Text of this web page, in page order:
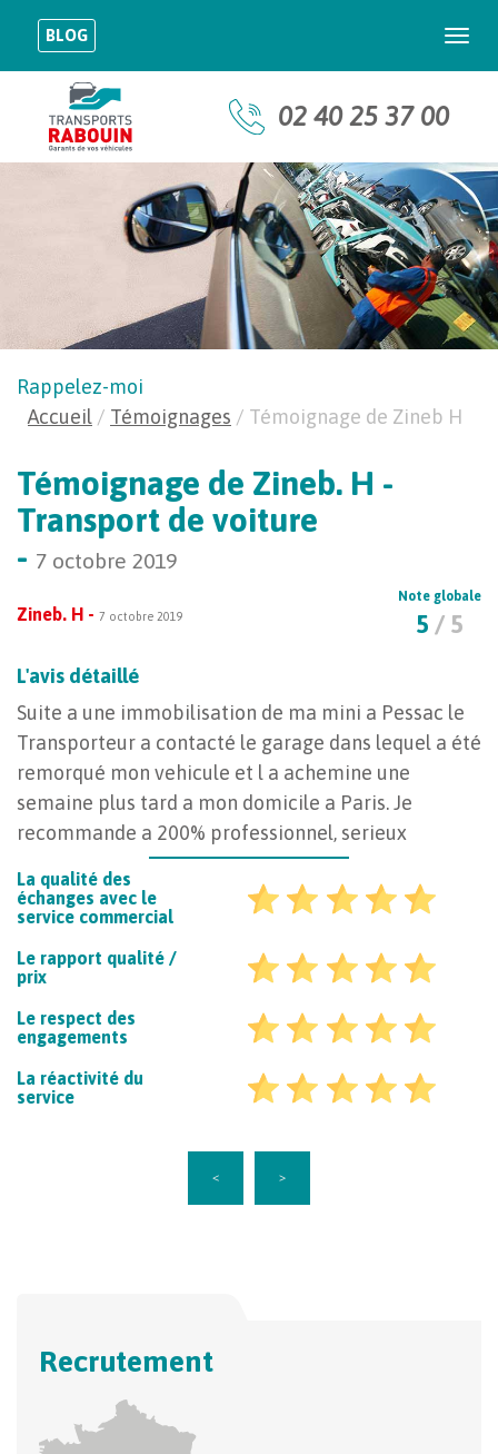
BLOG
02 40 25 37 00
Recrutement
Accueil / Témoignages / Témoignage de Zineb H
Témoignage de Zineb. H -
Transport de voiture
- 7 octobre 2019
Zineb. H - 7 octobre 2019
Note globale
5 / 5
L'avis détaillé
Suite a une immobilisation de ma mini a Pessac le
Transporteur a contacté le garage dans lequel a été
remorqué mon vehicule et l a achemine une
semaine plus tard a mon domicile a Paris. Je
recommande a 200% professionnel, serieux
La qualité des
échanges avec le
service commercial
Le rapport qualité /
prix
Le respect des
engagements
La réactivité du
service
< >
Rappelez-moi